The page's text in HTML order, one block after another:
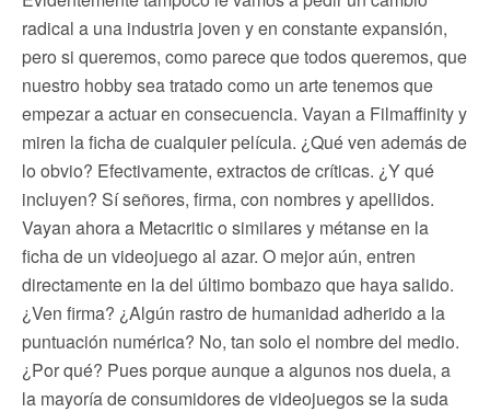
radical a una industria joven y en constante expansión,
pero si queremos, como parece que todos queremos, que
nuestro hobby sea tratado como un arte tenemos que
empezar a actuar en consecuencia. Vayan a Filmaffinity y
miren la ficha de cualquier película. ¿Qué ven además de
lo obvio? Efectivamente, extractos de críticas. ¿Y qué
incluyen? Sí señores, firma, con nombres y apellidos.
Vayan ahora a Metacritic o similares y métanse en la
ficha de un videojuego al azar. O mejor aún, entren
directamente en la del último bombazo que haya salido.
¿Ven firma? ¿Algún rastro de humanidad adherido a la
puntuación numérica? No, tan solo el nombre del medio.
¿Por qué? Pues porque aunque a algunos nos duela, a
la mayoría de consumidores de videojuegos se la suda